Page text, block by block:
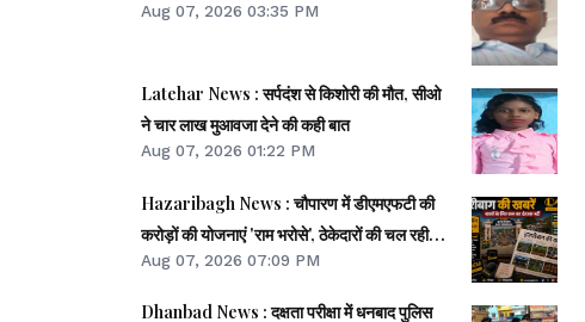
Aug 07, 2026 03:35 PM
Latehar News : सर्पदंश से किशोरी की मौत, सीओ
ने चार लाख मुआवजा देने की कही बात
Aug 07, 2026 01:22 PM
Hazaribagh News : चौपारण में डीएमएफटी की
करोड़ों की योजनाएं 'राम भरोसे', ठेकेदारों की चल रही
मनमानी- मुकुंद साव
Aug 07, 2026 07:09 PM
Dhanbad News : दक्षता परीक्षा में धनबाद पुलिस